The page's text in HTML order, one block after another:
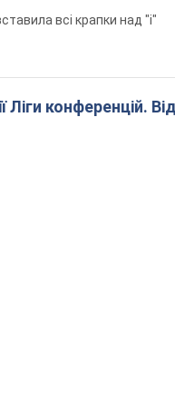
всі крапки над "і"
Ліги конференцій.